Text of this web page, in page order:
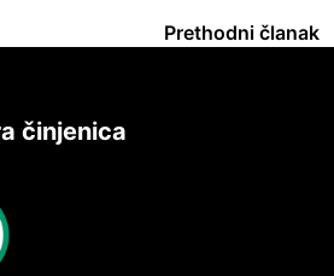
Prethodni članak
činjenica